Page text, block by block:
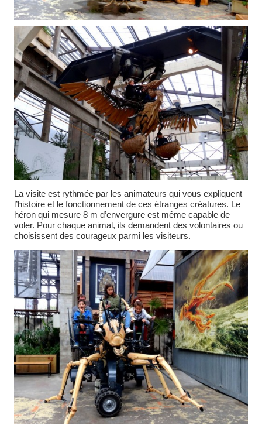
La visite est rythmée par les animateurs qui vous expliquent
l’histoire et le fonctionnement de ces étranges créatures. Le
héron qui mesure 8 m d’envergure est même capable de
voler. Pour chaque animal, ils demandent des volontaires ou
choisissent des courageux parmi les visiteurs.